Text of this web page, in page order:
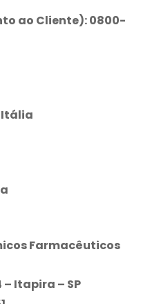
ao Cliente): 0800-
Itália
Farmacêuticos
Itapira – SP